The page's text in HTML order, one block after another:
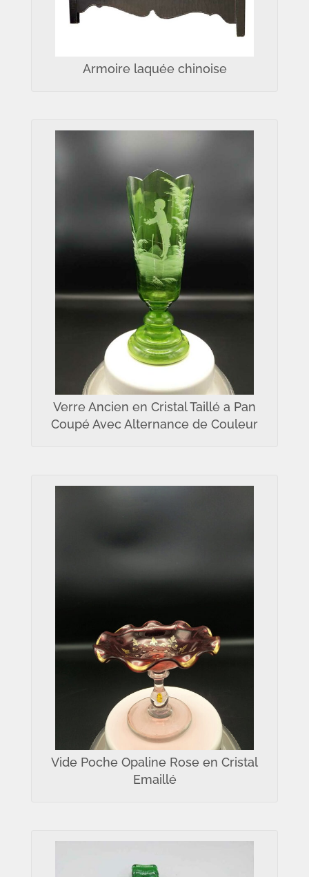
Armoire laquée chinoise
Verre Ancien en Cristal Taillé a Pan
Coupé Avec Alternance de Couleur
Vide Poche Opaline Rose en Cristal
Emaillé